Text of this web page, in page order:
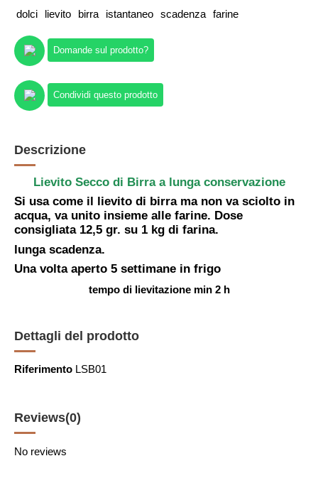
dolci lievito birra istantaneo scadenza farine
Domande sul prodotto?
Condividi questo prodotto
Descrizione
Lievito Secco di Birra a lunga conservazione
Si usa come il lievito di birra ma non va sciolto in
acqua, va unito insieme alle farine. Dose
consigliata 12,5 gr. su 1 kg di farina.
lunga scadenza.
Una volta aperto 5 settimane in frigo
tempo di lievitazione min 2 h
Dettagli del prodotto
Riferimento LSB01
Reviews(0)
No reviews